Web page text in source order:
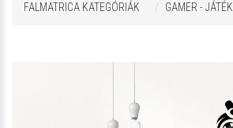
FALMATRICA KATEGÓRIÁK GAMER - JÁTÉK